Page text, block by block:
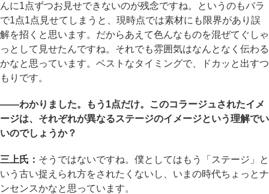
んに1点ずつお見せできないのが残念ですね。というのもバラ
で1点1点見せてしまうと、現時点では素材にも限界があり誤
解を招くと思います。だからあえて色んなものを混ぜてぐしゃ
っとして見せたんですね。それでも雰囲気はなんとなく伝わる
かなと思っています。ベストなタイミングで、ドカッと出すつ
もりです。
――わかりました。もう1点だけ。このコラージュされたイメ
ージは、それぞれが異なるステージのイメージという理解でい
いのでしょうか？
三上氏： そうではないですね。僕としてはもう「ステージ」と
いう古い捉えられ方をされたくないし、いまの時代ちょっとナ
ンセンスかなと思っています。